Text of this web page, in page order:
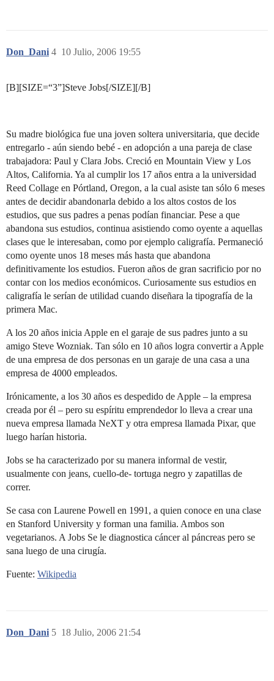
Don_Dani 10 Julio, 2006 19:55
4
[B][SIZE=“3”]Steve Jobs[/SIZE][/B]
Su madre biológica fue una joven soltera universitaria, que decide
entregarlo - aún siendo bebé - en adopción a una pareja de clase
trabajadora: Paul y Clara Jobs. Creció en Mountain View y Los
Altos, California. Ya al cumplir los 17 años entra a la universidad
Reed Collage en Pórtland, Oregon, a la cual asiste tan sólo 6 meses
antes de decidir abandonarla debido a los altos costos de los
estudios, que sus padres a penas podían financiar. Pese a que
abandona sus estudios, continua asistiendo como oyente a aquellas
clases que le interesaban, como por ejemplo caligrafía. Permaneció
como oyente unos 18 meses más hasta que abandona
definitivamente los estudios. Fueron años de gran sacrificio por no
contar con los medios económicos. Curiosamente sus estudios en
caligrafía le serían de utilidad cuando diseñara la tipografía de la
primera Mac.
A los 20 años inicia Apple en el garaje de sus padres junto a su
amigo Steve Wozniak. Tan sólo en 10 años logra convertir a Apple
de una empresa de dos personas en un garaje de una casa a una
empresa de 4000 empleados.
Irónicamente, a los 30 años es despedido de Apple – la empresa
creada por él – pero su espíritu emprendedor lo lleva a crear una
nueva empresa llamada NeXT y otra empresa llamada Pixar, que
luego harían historia.
Jobs se ha caracterizado por su manera informal de vestir,
usualmente con jeans, cuello-de- tortuga negro y zapatillas de
correr.
Se casa con Laurene Powell en 1991, a quien conoce en una clase
en Stanford University y forman una familia. Ambos son
vegetarianos. A Jobs Se le diagnostica cáncer al páncreas pero se
sana luego de una cirugía.
Fuente: Wikipedia
Don_Dani 18 Julio, 2006 21:54
5